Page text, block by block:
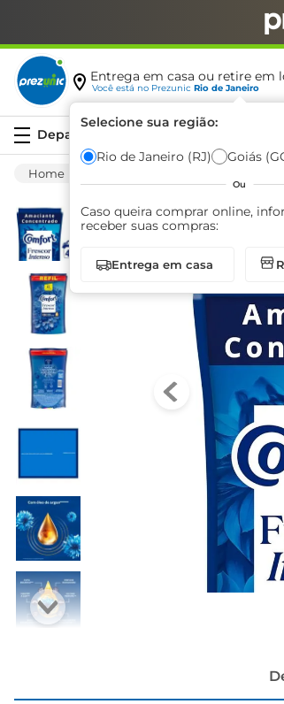
Entrega em casa ou retire em
Você está no Prezunic Rio de Janeiro
Selecione sua região:
Rio de Janeiro (RJ) Goiás
Ou
Caso queira comprar online,
receber suas compras:
Entrega em casa